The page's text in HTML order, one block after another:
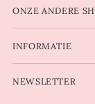
ONZE ANDERE
INFORMATIE
NEWSLETTER